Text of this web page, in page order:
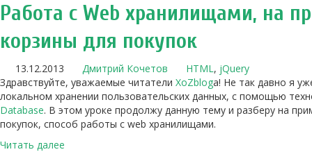
Работа с Web хранилищами, на
корзины для покупок
13.12.2013 Дмитрий Кочетов HTML, jQuery
Здравствуйте, уважаемые читатели XoZbloga! Не так давно я
локальном хранении пользовательских данных, с помощью
Database. В этом уроке продолжу данную тему и разберу на
покупок, способ работы с web хранилищами.
Читать далее